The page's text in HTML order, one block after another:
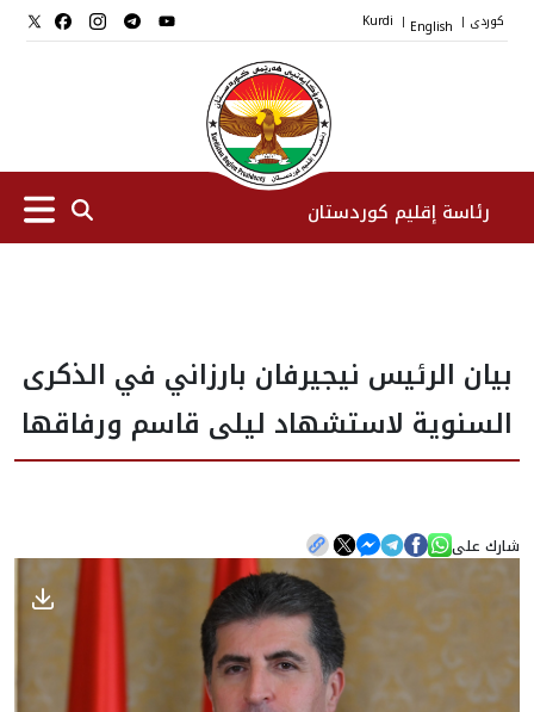
کوردی |
English
|
Kurdi
رئاسة إقليم كوردستان
نواب الرئيس
طاقم الرئاسة
المؤسسات
الأخبار
المعرض
بيان الرئيس نيجيرفان بارزاني في الذكرى
السنوية لاستشهاد ليلى قاسم ورفاقها
شارك على